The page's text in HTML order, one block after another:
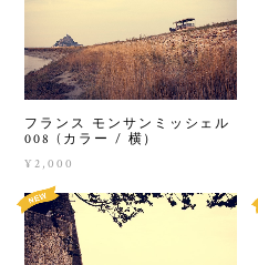
フランス モンサンミッシェル
008 (カラー / 横）
¥2,000